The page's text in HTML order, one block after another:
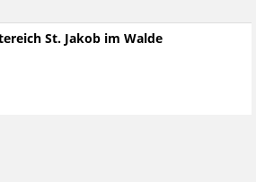
St. Jakob im Walde